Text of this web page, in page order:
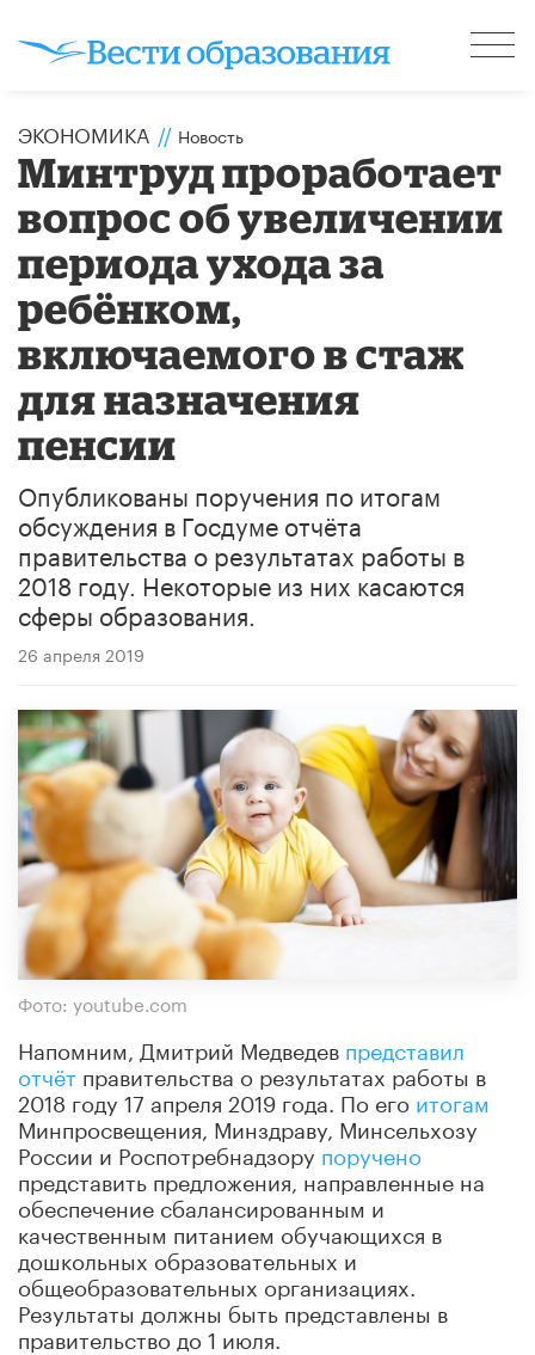
ЭКОНОМИКА // Новость
Минтруд проработает
вопрос об увеличении
периода ухода за
ребёнком,
включаемого в стаж
для назначения
пенсии
Опубликованы поручения по итогам
обсуждения в Госдуме отчёта
правительства о результатах работы в
2018 году. Некоторые из них касаются
сферы образования.
26 апреля 2019
Фото: youtube.com
Напомним, Дмитрий Медведев представил
отчёт правительства о результатах работы в
2018 году 17 апреля 2019 года. По его итогам
Минпросвещения, Минздраву, Минсельхозу
России и Роспотребнадзорупоручено
представить предложения, направленные на
обеспечение сбалансированным и
качественным питанием обучающихся в
дошкольных образовательных и
общеобразовательных организациях.
Результаты должны быть представлены в
правительство до 1 июля.